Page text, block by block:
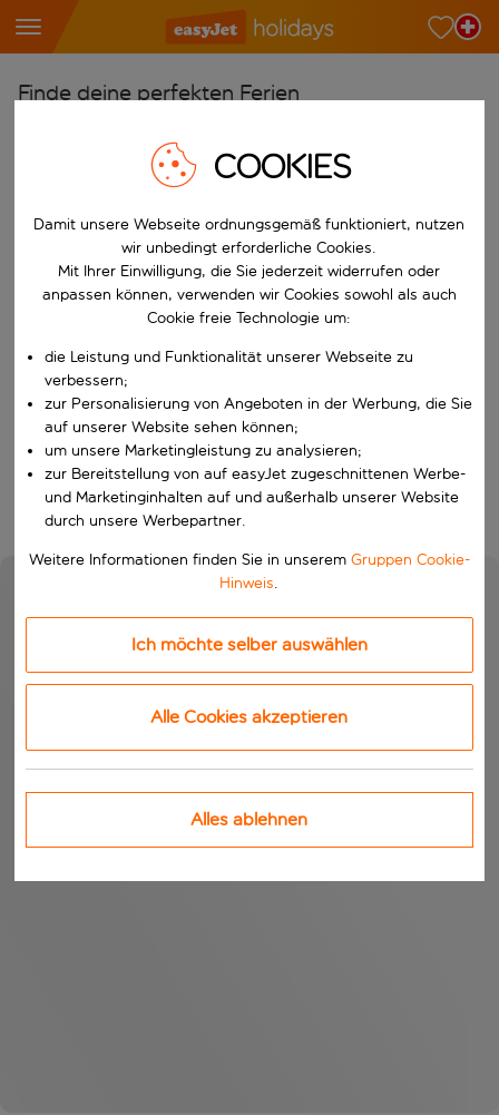
Finde deine perfekten Ferien
Wähle deine Flughäfen
Beginne mit der Eingabe für die automatische
Reiseziele finden
Nach
W&auml;hle ein Ab- und R&uuml;ckflugdatum aus.
Wähle deine Reisedaten
Wann
Wer
Suchen
COOKIES
Damit unsere Webseite ordnungsgemäß funktioniert, nutzen
wir unbedingt erforderliche Cookies.
Mit Ihrer Einwilligung, die Sie jederzeit widerrufen oder
anpassen können, verwenden wir Cookies sowohl als auch
Cookie freie Technologie um:
die Leistung und Funktionalität unserer Webseite zu
verbessern;
zur Personalisierung von Angeboten in der Werbung, die Sie
auf unserer Website sehen können;
um unsere Marketingleistung zu analysieren;
zur Bereitstellung von auf easyJet zugeschnittenen Werbe-
und Marketinginhalten auf und außerhalb unserer Website
durch unsere Werbepartner.
Weitere Informationen finden Sie in unserem Gruppen Cookie-
Hinweis.
Ich möchte selber auswählen
Alle Cookies akzeptieren
Alles ablehnen